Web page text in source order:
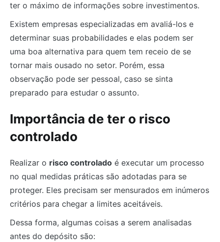
ter o máximo de informações sobre investimentos.
Existem empresas especializadas em avaliá-los e
determinar suas probabilidades e elas podem ser
uma boa alternativa para quem tem receio de se
tornar mais ousado no setor. Porém, essa
observação pode ser pessoal, caso se sinta
preparado para estudar o assunto.
Importância de ter o risco
controlado
Realizar o risco controlado é executar um processo
no qual medidas práticas são adotadas para se
proteger. Eles precisam ser mensurados em inúmeros
critérios para chegar a limites aceitáveis.
Dessa forma, algumas coisas a serem analisadas
antes do depósito são: